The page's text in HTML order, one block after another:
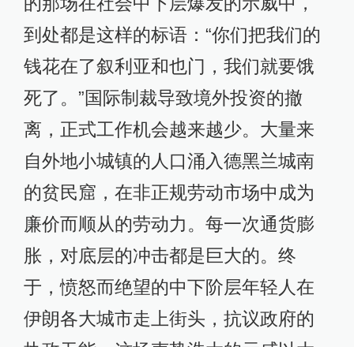
胀，对底层的冲击都是巨大的。终
于，愤怒而绝望的中下阶层年轻人在
伊朗各大城市走上街头，抗议政府的
执政无能。这场声势浩大的示威以大
我记起2016年夏天第一次来伊朗时，
整个社会都沉浸在喜悦之中。伊朗总
统鲁哈尼在2015年签署了《伊朗核协
长期制裁被解除了。几乎我遇到的每
一个人都对我说，“改革派当政，制裁